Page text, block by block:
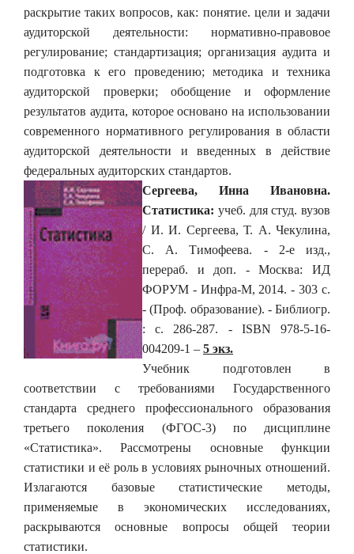
раскрытие таких вопросов, как: понятие. цели и задачи
аудиторской деятельности: нормативно-правовое
регулирование; стандартизация; организация аудита и
подготовка к его проведению; методика и техника
аудиторской проверки; обобщение и оформление
результатов аудита, которое основано на использовании
современного нормативного регулирования в области
аудиторской деятельности и введенных в действие
федеральных аудиторских стандартов.
Сергеева, Инна Ивановна.
Статистика: учеб. для студ. вузов
/ И. И. Сергеева, Т. А. Чекулина,
С. А. Тимофеева. - 2-е изд.,
перераб. и доп. - Москва: ИД
ФОРУМ - Инфра-М, 2014. - 303 с.
- (Проф. образование). - Библиогр.
: с. 286-287. - ISBN 978-5-16-
004209-1 – 5 экз.
Учебник подготовлен в
соответствии с требованиями Государственного
стандарта среднего профессионального образования
третьего поколения (ФГОС-3) по дисциплине
«Статистика». Рассмотрены основные функции
статистики и её роль в условиях рыночных отношений.
Излагаются базовые статистические методы,
применяемые в экономических исследованиях,
раскрываются основные вопросы общей теории
статистики.